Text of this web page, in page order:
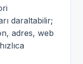
daraltabilir;
adres, web